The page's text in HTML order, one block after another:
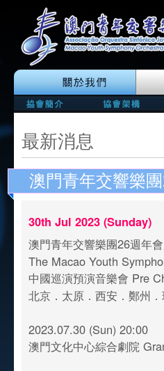
最新消息
澳門青年交響樂
30th Jul 2023 (Sunday)
澳門青年交響樂團26週年
The Macao Youth
中國巡演預演音樂會 Pre
北京．太原．西安．鄭州
2023.07.30 (Sun) 20:00
澳門文化中心綜合劇院